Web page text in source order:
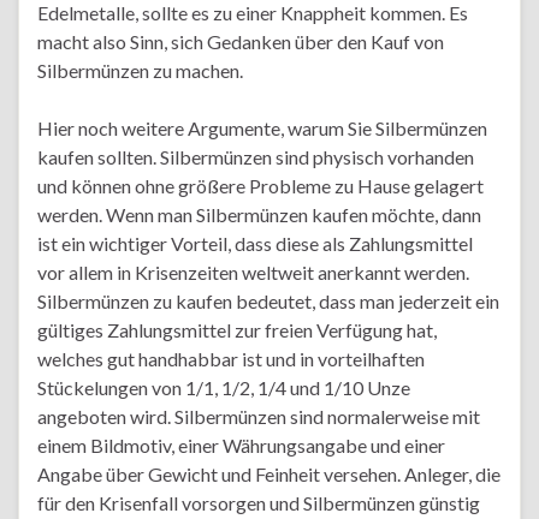
Edelmetalle, sollte es zu einer Knappheit kommen. Es
macht also Sinn, sich Gedanken über den Kauf von
Silbermünzen zu machen.
Hier noch weitere Argumente, warum Sie Silbermünzen
kaufen sollten. Silbermünzen sind physisch vorhanden
und können ohne größere Probleme zu Hause gelagert
werden. Wenn man Silbermünzen kaufen möchte, dann
ist ein wichtiger Vorteil, dass diese als Zahlungsmittel
vor allem in Krisenzeiten weltweit anerkannt werden.
Silbermünzen zu kaufen bedeutet, dass man jederzeit ein
gültiges Zahlungsmittel zur freien Verfügung hat,
welches gut handhabbar ist und in vorteilhaften
Stückelungen von 1/1, 1/2, 1/4 und 1/10 Unze
angeboten wird. Silbermünzen sind normalerweise mit
einem Bildmotiv, einer Währungsangabe und einer
Angabe über Gewicht und Feinheit versehen. Anleger, die
für den Krisenfall vorsorgen und Silbermünzen günstig